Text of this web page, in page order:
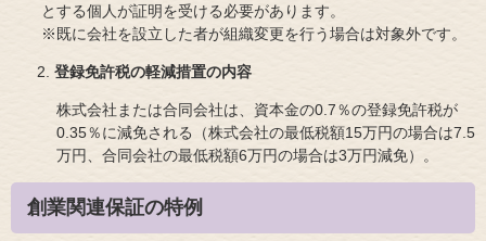
とする個人が証明を受ける必要があります。
​※既に会社を設立した者が組織変更を行う場合は対象外です。
登録免許税の軽減措置の内容
株式会社または合同会社は、資本金の0.7％の登録免許税が
0.35％に減免される（株式会社の最低税額15万円の場合は7.5
万円、合同会社の最低税額6万円の場合は3万円減免）。
創業関連保証の特例